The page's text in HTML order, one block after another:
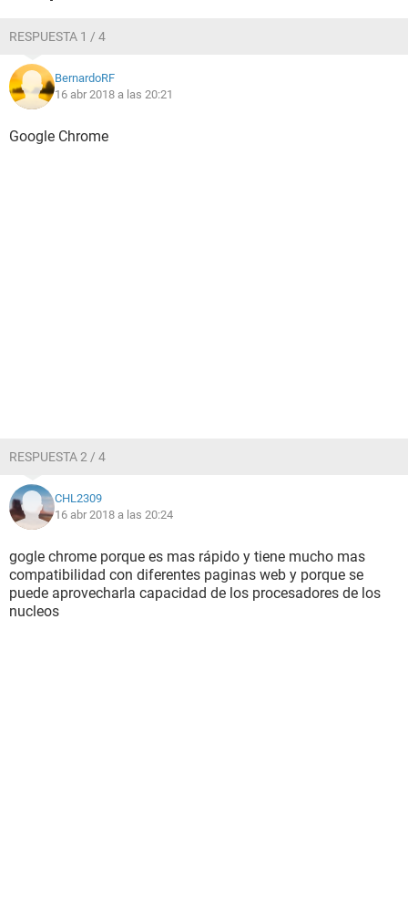
RESPUESTA 1 / 4
BernardoRF
16 abr 2018 a las 20:21
Google Chrome
RESPUESTA 2 / 4
CHL2309
16 abr 2018 a las 20:24
gogle chrome porque es mas rápido y tiene mucho mas
compatibilidad con diferentes paginas web y porque se
puede aprovecharla capacidad de los procesadores de los
nucleos